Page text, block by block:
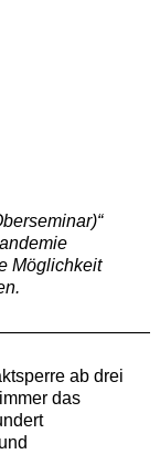
Möglichkeit
ab drei
das